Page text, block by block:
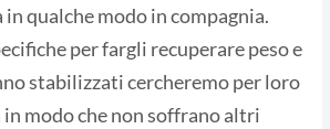
qualche modo in compagnia.
per fargli recuperare peso e
stabilizzati cercheremo per loro
modo che non soffrano altri